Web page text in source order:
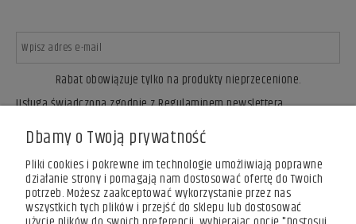
Rabat obowiązuje tylko na produkty nieprzecenione.
ZAPISZ SIĘ
Usługa świadczona zgodnie z Regulaminem newslettera.
Dbamy o Twoją prywatność
Pliki cookies i pokrewne im technologie umożliwiają poprawne
działanie strony i pomagają nam dostosować ofertę do Twoich
potrzeb. Możesz zaakceptować wykorzystanie przez nas
wszystkich tych plików i przejść do sklepu lub dostosować